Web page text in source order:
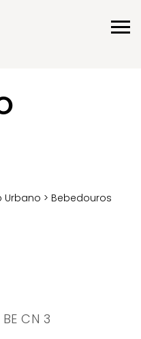
Urbano > Bebedouros
BE CN 3